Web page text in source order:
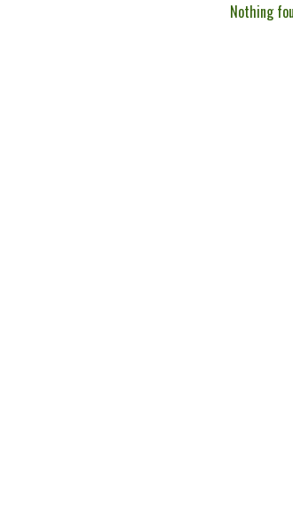
Nothing